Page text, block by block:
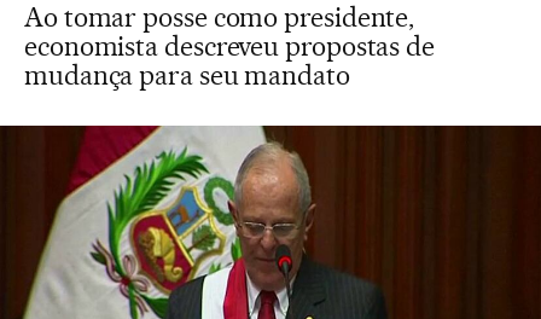
Ao tomar posse como presidente,
economista descreveu propostas de
mudança para seu mandato